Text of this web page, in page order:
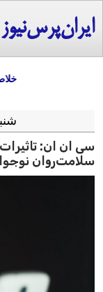
ایران‌پرس‌نیوز
خلاصه
شنبه، 6 اردیبهشت
سی ان ان:
سلامت‌روان